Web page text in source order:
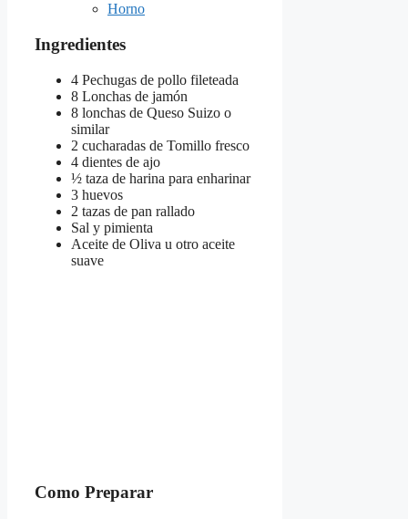
Horno
Ingredientes
4 Pechugas de pollo fileteada
8 Lonchas de jamón
8 lonchas de Queso Suizo o
similar
2 cucharadas de Tomillo fresco
4 dientes de ajo
½ taza de harina para enharinar
3 huevos
2 tazas de pan rallado
Sal y pimienta
Aceite de Oliva u otro aceite
suave
Como Preparar